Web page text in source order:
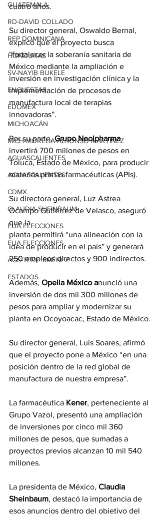
GUATEMALA
RD-DAVID COLLADO
REP DOMINICANA
HONDURAS
SV-NAYIB BUKELE
ENCUESTAS
EDOMEX
MICHOACÁN
MICH-MORELIA-ALFONSO MARTÍNEZ
AGUASCALIENTES
AGUASCALIENTES
CDMX
CLAUDIA SHEINBAUM
EUA ELECCIONES
EUA ELECCIONES
AGS-TERE JIMÉNEZ
ESTADOS
cuatro años.
Su director general, Oswaldo Bernal,
explicó que el proyecto busca
“fortalecer la soberanía sanitaria de
México mediante la ampliación e
inversión en investigación clínica y la
implementación de procesos de
manufactura local de terapias
innovadoras”.
Por su parte, Grupo Neolpharma
invertirá 700 millones de pesos en
Toluca, Estado de México, para producir
materias primas farmacéuticas (APIs).
Su directora general, Luz Astrea
Ocampo Gutiérrez de Velasco, aseguró
que la
planta permitirá “una alineación con la
idea de producir en el país” y generará
250 empleos directos y 900 indirectos.
Además, Opella México anunció una
inversión de dos mil 300 millones de
pesos para ampliar y modernizar su
planta en Ocoyoacac, Estado de México.
Su director general, Luis Soares, afirmó
que el proyecto pone a México “en una
posición dentro de la red global de
manufactura de nuestra empresa”.
La farmacéutica Kener, perteneciente al
Grupo Vazol, presentó una ampliación
de inversiones por cinco mil 360
millones de pesos, que sumadas a
proyectos previos alcanzan 10 mil 540
millones.
La presidenta de México, Claudia
Sheinbaum, destacó la importancia de
esos anuncios dentro del objetivo del